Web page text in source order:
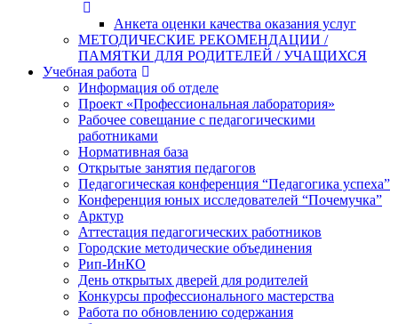
Анкета оценки качества оказания услуг
МЕТОДИЧЕСКИЕ РЕКОМЕНДАЦИИ /
ПАМЯТКИ ДЛЯ РОДИТЕЛЕЙ / УЧАЩИХСЯ
Учебная работа
Информация об отделе
Проект «Профессиональная лаборатория»
Рабочее совещание с педагогическими
работниками
Нормативная база
Открытые занятия педагогов
Педагогическая конференция “Педагогика успеха”
Конференция юных исследователей “Почемучка”
Арктур
Аттестация педагогических работников
Городские методические объединения
Рип-ИнКО
День открытых дверей для родителей
Конкурсы профессионального мастерства
Работа по обновлению содержания